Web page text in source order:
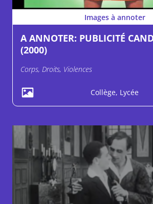
Images à annoter
A ANNOTER: PUBLICITÉ
(2000)
Corps, Droits, Violences
Collège, Lycée